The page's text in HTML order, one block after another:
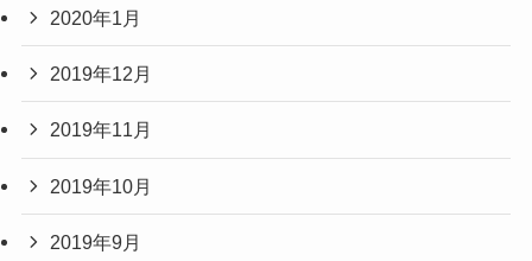
2020年1月
2019年12月
2019年11月
2019年10月
2019年9月